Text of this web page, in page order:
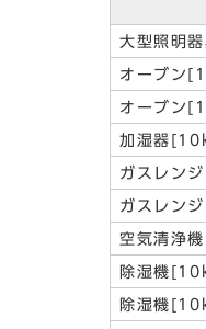
大型照明
オーブン
オーブン
加湿器
ガスレン
ガスレン
空気清浄
除湿機
除湿機